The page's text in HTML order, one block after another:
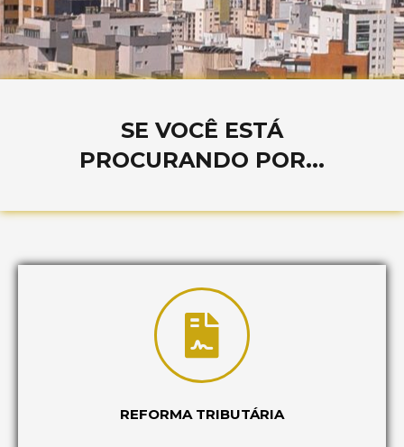
SE VOCÊ ESTÁ
PROCURANDO POR...
REFORMA TRIBUTÁRIA